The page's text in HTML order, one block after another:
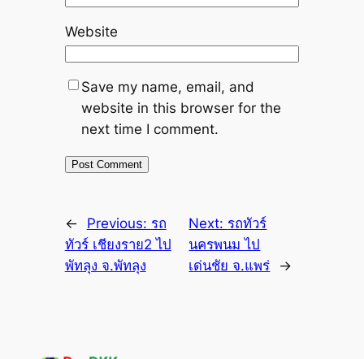
Website
Save my name, email, and
website in this browser for the
next time I comment.
← Previous: รถ
ทัวร์ เชียงราย2 ไป
พัทลุง จ.พัทลุง
Next: รถทัวร์
นครพนม ไป
เด่นชัย จ.แพร่
→